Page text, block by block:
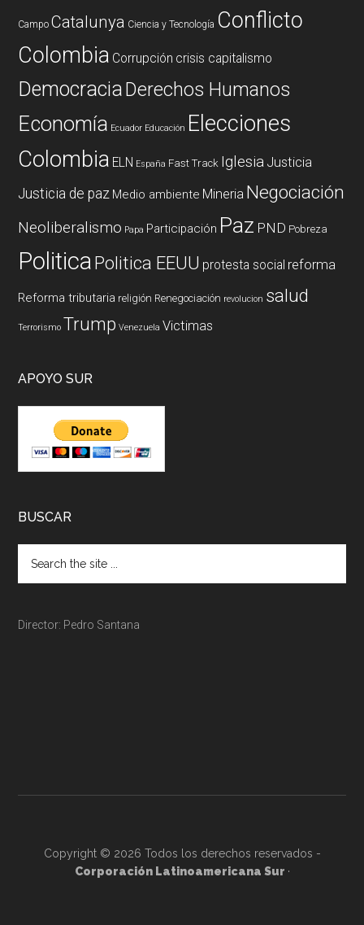
Campo Catalunya Ciencia y Tecnología Conflicto
Colombia Corrupción crisis capitalismo
DemocraciaDerechos Humanos
Economía Ecuador Educación Elecciones
Colombia ELN España Fast Track Iglesia Justicia
Justicia de paz Medio ambiente Mineria Negociación
Neoliberalismo Papa Participación Paz PND Pobreza
PoliticaPolitica EEUU protesta social reforma
Reforma tributaria religión Renegociación revolucion salud
Terrorismo Trump Venezuela Victimas
APOYO SUR
BUSCAR
Director: Pedro Santana
Copyright © 2026 Todos los derechos reservados -
Corporación Latinoamericana Sur ·